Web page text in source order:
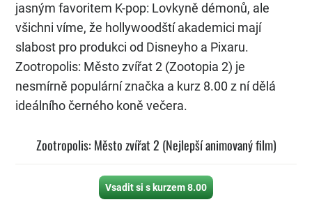
jasným favoritem K-pop: Lovkyně démonů, ale
všichni víme, že hollywoodští akademici mají
slabost pro produkci od Disneyho a Pixaru.
Zootropolis: Město zvířat 2 (Zootopia 2) je
nesmírně populární značka a kurz 8.00 z ní dělá
ideálního černého koně večera.
Zootropolis: Město zvířat 2 (Nejlepší animovaný film)
Vsadit si s kurzem 8.00